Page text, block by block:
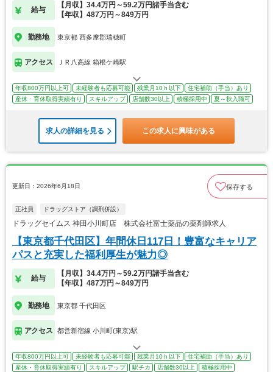
給与
【月収】34.4万円～59.2万円諸手当含む
【年収】487万円～849万円
勤務地 東京都 西多摩郡瑞穂町
アクセス ＪＲ八高線 箱根ケ崎駅
年収800万円以上可 未経験者も応募可能 残業月10ｈ以下
住宅補助（手当）あり
産休・育休取得実績有り
スキルアップ 店舗数30以上 積極採用中 夏～秋入職可
求人の詳細を見る この求人に興味がある
更新日：2026年6月18日 保存する
正社員 ドラッグストア（調剤併設）
ドラッグセイムス 神田小川町店 株式会社富士薬品の薬剤師求人
【東京都千代田区】年間休日117日！豊富なキャリア
パスと充実した福利厚生が魅力◎
給与
【月収】34.4万円～59.2万円諸手当含む
【年収】487万円～849万円
勤務地 東京都 千代田区
アクセス 都営新宿線 小川町(東京)駅
年収800万円以上可 未経験者も応募可能 残業月10ｈ以下
住宅補助（手当）あり
産休・育休取得実績有り
スキルアップ 駅チカ 店舗数30以上
積極採用中